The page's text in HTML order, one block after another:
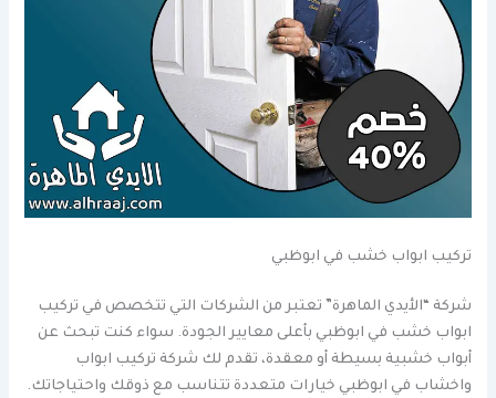
تركيب ابواب خشب في ابوظبي
شركة “الأيدي الماهرة” تعتبر من الشركات التي تتخصص في تركيب
ابواب خشب في ابوظبي بأعلى معايير الجودة. سواء كنت تبحث عن
أبواب خشبية بسيطة أو معقدة، تقدم لك شركة تركيب ابواب
واخشاب في ابوظبي خيارات متعددة تتناسب مع ذوقك واحتياجاتك.